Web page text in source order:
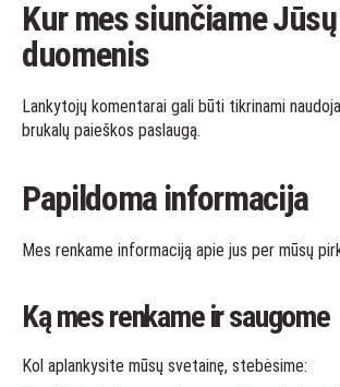
Kur mes siunčiame Jūsų
duomenis
Lankytojų komentarai gali būti tikrinami
brukalų paieškos paslaugą.
Papildoma informacija
Mes renkame informaciją apie jus per mūsų
Ką mes renkame ir saugome
Kol aplankysite mūsų svetainę, stebėsime: